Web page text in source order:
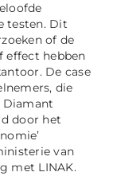
testen. Dit
of de
effect hebben
De case
die
Diamant
door het
van
met LINAK.